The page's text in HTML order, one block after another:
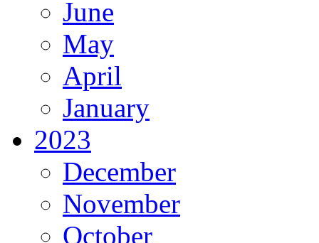
June
May
April
January
2023
December
November
October